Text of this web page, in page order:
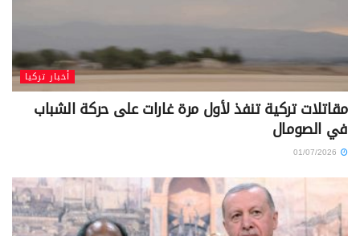
أخبار تركيا
مقاتلات تركية تنفذ لأول مرة غارات على حركة الشباب
في الصومال